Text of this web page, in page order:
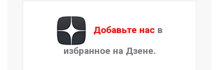
Добавьте нас в
избранное на Дзене.